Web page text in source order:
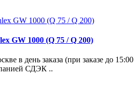
GW 1000 (Q 75 / Q 200)
в день заказа (при заказе до 15:00
СДЭК ..